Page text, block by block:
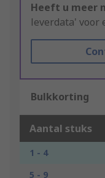
Heeft u meer
leverdata' voor
Bulkkorting
Aantal stuks
1 - 4
5 - 9